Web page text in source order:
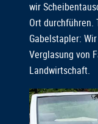
wir
Ort durchführen.
Gabelstapler:
Verglasung von
Landwirtschaft.